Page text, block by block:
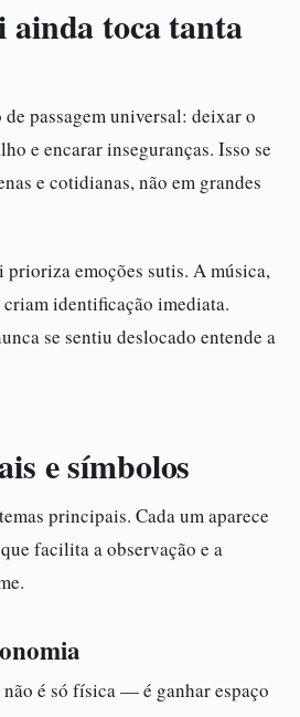
toca tanta
passagem universal: deixar o
e encarar inseguranças. Isso se
e cotidianas, não em grandes
emoções sutis. A música,
identificação imediata.
se sentiu deslocado entende a
e símbolos
principais. Cada um aparece
facilita a observação e a
é só física — é ganhar espaço